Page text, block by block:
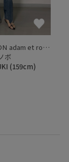
SALON adam et ropé
ボ
(159cm)